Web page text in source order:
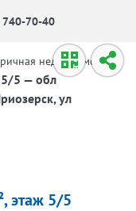
740-70-40
недвижимость /
5/5 — обл
ул
этаж 5/5